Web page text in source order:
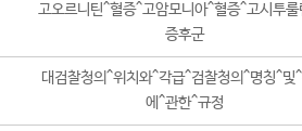
고오르니틴^혈증^고암모니아^혈증^고시투
증후군
대검찰청의^위치와^각급^검찰청의^명칭^및^
에^관한^규정